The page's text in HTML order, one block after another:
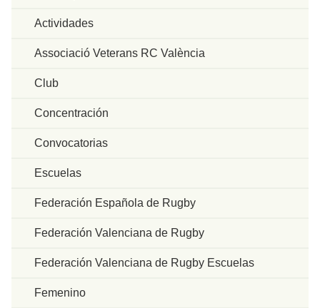
Actividades
Associació Veterans RC València
Club
Concentración
Convocatorias
Escuelas
Federación Española de Rugby
Federación Valenciana de Rugby
Federación Valenciana de Rugby Escuelas
Femenino